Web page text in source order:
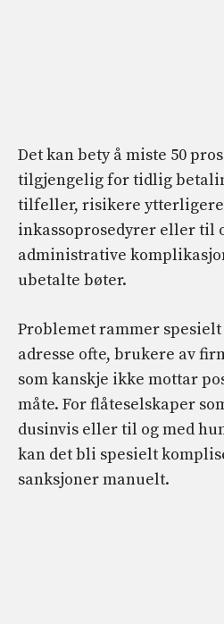
Det kan bety å miste 50
tilgjengelig for tidlig
tilfeller, risikere
inkassoprosedyrer eller til
administrative
ubetalte bøter.
Problemet rammer
adresse ofte, brukere av
som kanskje ikke mottar
måte. For flåteselskaper
dusinvis eller til og med
kan det bli spesielt
sanksjoner manuelt.